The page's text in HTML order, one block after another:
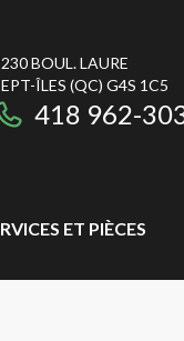
BOUL. LAURE
ÎLES (QC) G4S 1C5
418 962-
ET PIÈCES